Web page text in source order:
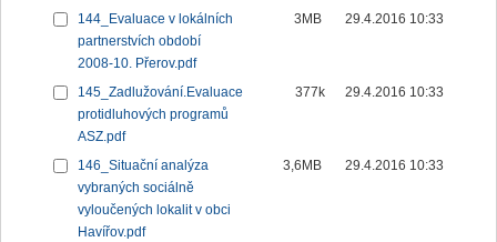
144_Evaluace v lokálních
partnerstvích období
2008-10. Přerov.pdf
3MB 29.4.2016 10:33
145_Zadlužování.Evaluace
protidluhových programů
ASZ.pdf
377k 29.4.2016 10:33
146_Situační analýza
vybraných sociálně
vyloučených lokalit v obci
Havířov.pdf
3,6MB 29.4.2016 10:33